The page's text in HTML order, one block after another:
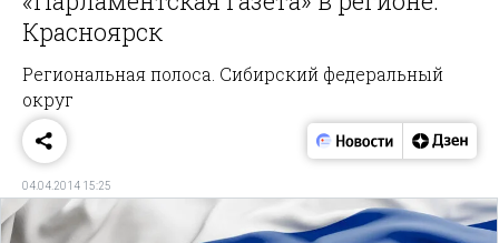
Красноярск
Региональная полоса. Сибирский федеральный
округ
04.04.2014 15:25